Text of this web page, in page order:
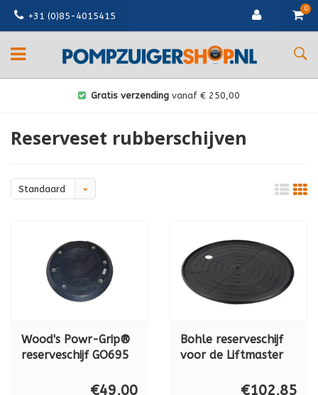
+31 (0)85-4015415
0
Gratis verzending vanaf € 250,00
Reserveset rubberschijven
Standaard
Wood's Powr-Grip®
reserveschijf GO695
N4950 ø 203 mm€49,00
Bohle reserveschijf
voor de Liftmaster
€102,85